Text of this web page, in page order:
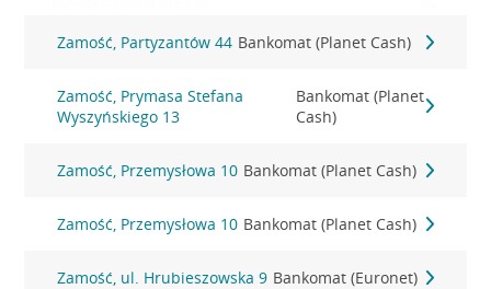
Zamość, Partyzantów 44 Bankomat (Planet Cash)
Zamość, Prymasa Stefana
Wyszyńskiego 13
Bankomat (Planet
Cash)
Zamość, Przemysłowa 10 Bankomat (Planet Cash)
Zamość, Przemysłowa 10 Bankomat (Planet Cash)
Zamość, ul. Hrubieszowska 9 Bankomat (Euronet)